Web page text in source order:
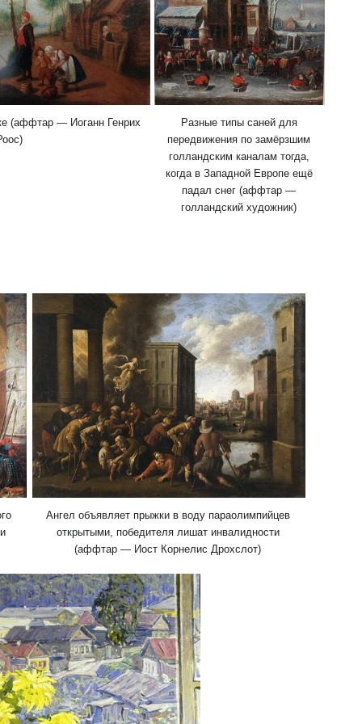
(аффтар — Иоганн Генрих
Разные типы саней для
передвижения по замёрзшим
голландским каналам тогда,
когда в Западной Европе ещё
падал снег (аффтар —
голландский художник)
Ангел объявляет прыжки в воду параолимпийцев
открытыми, победителя лишат инвалидности
(аффтар — Иост Корнелис Дрохслот)